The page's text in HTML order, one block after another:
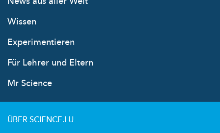
Wissen
Experimentieren
Für Lehrer und Eltern
Mr Science
ÜBER SCIENCE.LU